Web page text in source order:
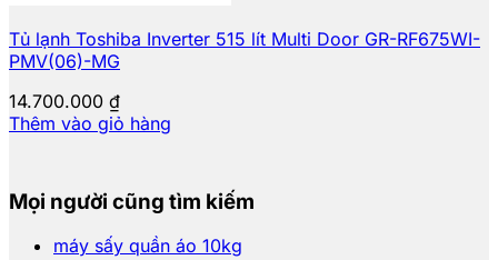
Tủ lạnh Toshiba Inverter 515 lít Multi Door GR-RF675WI-
PMV(06)-MG
14.700.000 ₫
Thêm vào giỏ hàng
Mọi người cũng tìm kiếm
máy sấy quần áo 10kg